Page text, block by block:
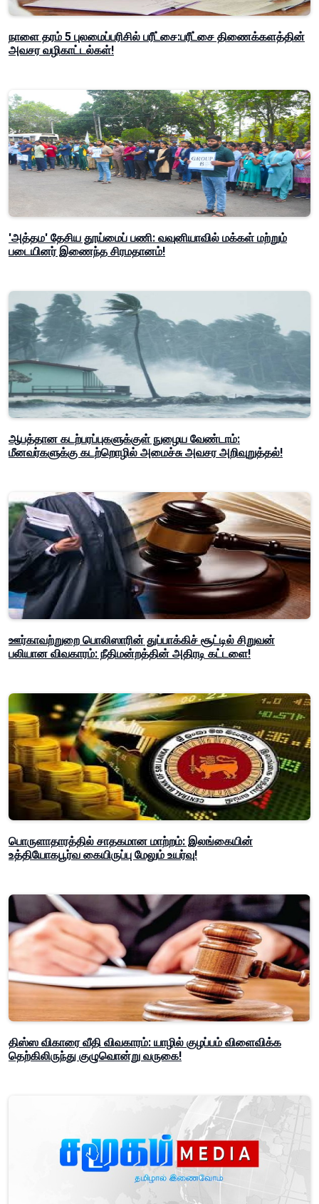
நாளை தரம் 5 புலமைப்பரிசில் பரீட்சை:பரீட்சை திணைக்களத்தின்
அவசர வழிகாட்டல்கள்!
'அத்தம' தேசிய தூய்மைப் பணி: வவுனியாவில் மக்கள் மற்றும்
படையினர் இணைந்த சிரமதானம்!
ஆபத்தான கடற்பரப்புகளுக்குள் நுழைய வேண்டாம்:
மீனவர்களுக்கு கடற்றொழில் அமைச்சு அவசர அறிவுறுத்தல்!
ஊர்காவற்றுறை பொலிஸாரின் துப்பாக்கிச் சூட்டில் சிறுவன்
பலியான விவகாரம்: நீதிமன்றத்தின் அதிரடி கட்டளை!
பொருளாதாரத்தில் சாதகமான மாற்றம்: இலங்கையின்
உத்தியோகபூர்வ கையிருப்பு மேலும் உயர்வு!
திஸ்ஸ விகாரை வீதி விவகாரம்: யாழில் குழப்பம் விளைவிக்க
தெற்கிலிருந்து குழுவொன்று வருகை!